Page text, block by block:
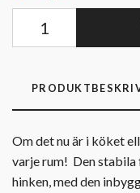
Om det nu är i köket
varje rum! Den
hinken, med den